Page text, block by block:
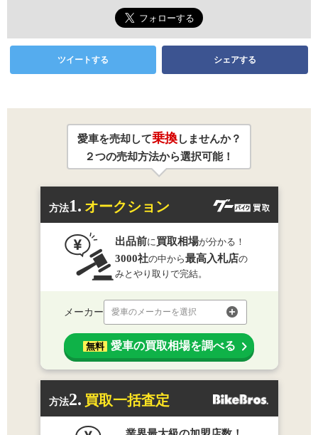
ツイートする シェアする
愛車を売却して乗換しませんか？
２つの売却方法から選択可能！
方法1. オークション
出品前に買取相場が分かる！
3000社の中から最高入札店の
みとやり取りで完結。
メーカー 愛車のメーカーを選択
無料 愛車の買取相場を調べる
方法2. 買取一括査定